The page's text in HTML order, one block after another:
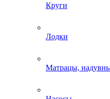
Круги
Лодки
Матрацы,